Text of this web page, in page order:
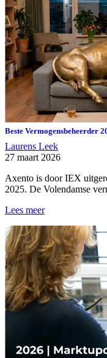
Beste Vermogensbeheerder
Laurens Leek
27 maart 2026
Axento is door IEX
2025. De Volendamse
Lees meer